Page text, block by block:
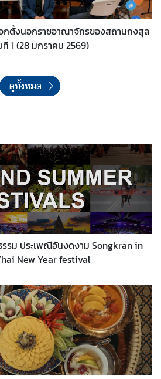
อกตั้งนอกราชอาณาจักรของสถานกงสุล
ใหญ่ฯ ณ นครชิคาโก รอบที่ 1 (28 มกราคม 2569)
ดูทั้งหมด
รม ประเพณีอันงดงาม Songkran in
New Year festival